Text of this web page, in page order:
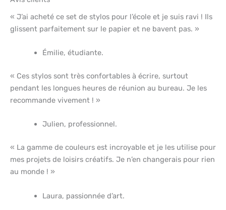
« J’ai acheté ce set de stylos pour l’école et je suis ravi ! Ils
glissent parfaitement sur le papier et ne bavent pas. »
Émilie, étudiante.
« Ces stylos sont très confortables à écrire, surtout
pendant les longues heures de réunion au bureau. Je les
recommande vivement ! »
Julien, professionnel.
« La gamme de couleurs est incroyable et je les utilise pour
mes projets de loisirs créatifs. Je n’en changerais pour rien
au monde ! »
Laura, passionnée d’art.